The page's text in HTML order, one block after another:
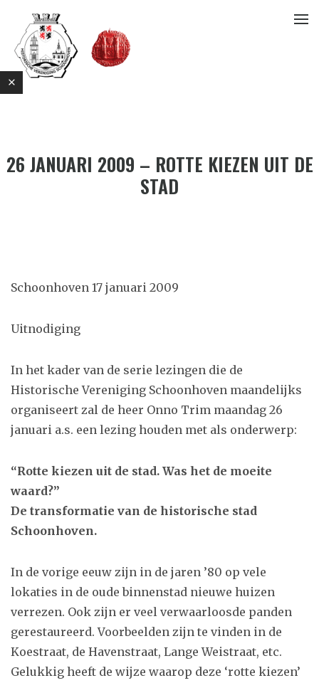
26 JANUARI 2009 – ROTTE KIEZEN UIT DE
STAD
Schoonhoven 17 januari 2009
Uitnodiging
In het kader van de serie lezingen die de
Historische Vereniging Schoonhoven maandelijks
organiseert zal de heer Onno Trim maandag 26
januari a.s. een lezing houden met als onderwerp:
“Rotte kiezen uit de stad. Was het de moeite
waard?”
De transformatie van de historische stad
Schoonhoven.
In de vorige eeuw zijn in de jaren ’80 op vele
lokaties in de oude binnenstad nieuwe huizen
verrezen. Ook zijn er veel verwaarloosde panden
gerestaureerd. Voorbeelden zijn te vinden in de
Koestraat, de Havenstraat, Lange Weistraat, etc.
Gelukkig heeft de wijze waarop deze ‘rotte kiezen’